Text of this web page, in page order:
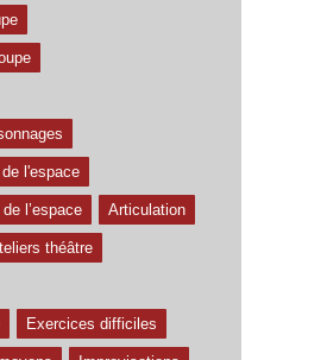
l'espace
l’espace Articulation
théâtre
Exercices difficiles